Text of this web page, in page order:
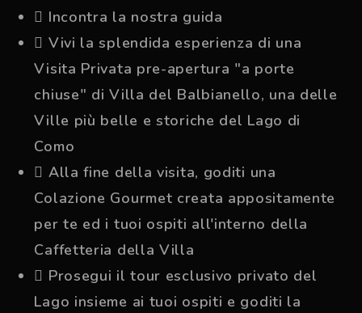
Incontra la nostra guida
Vivi la splendida esperienza di una
Visita Privata pre-apertura "a porte
chiuse" di Villa del Balbianello, una delle
Ville più belle e storiche del Lago di
Como
Alla fine della visita, goditi una
Colazione Gourmet creata appositamente
per te ed i tuoi ospiti all'interno della
Caffetteria della Villa
Prosegui il tour esclusivo privato del
Lago insieme ai tuoi ospiti e goditi la